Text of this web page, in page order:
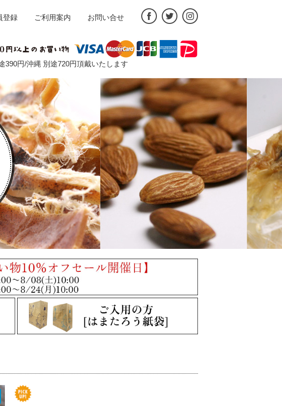
390円/沖縄 別途720円頂戴いたします
登録 ご利用案内 お問い合せ